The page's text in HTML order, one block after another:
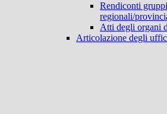
Rendiconti
regionali/
Atti degli organi
Articolazione degli